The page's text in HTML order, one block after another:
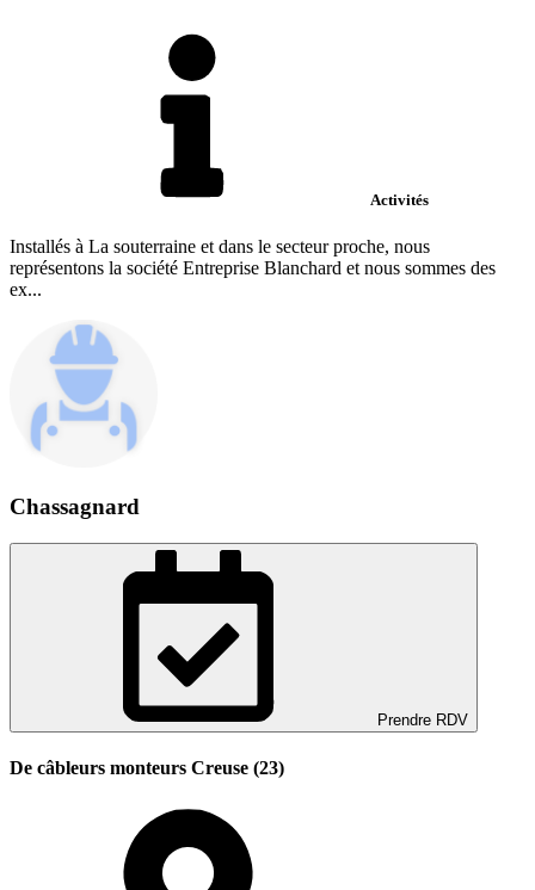
Activités
Installés à La souterraine et dans le secteur proche, nous
représentons la société Entreprise Blanchard et nous sommes des
ex...
Chassagnard
Prendre RDV
De câbleurs monteurs Creuse (23)